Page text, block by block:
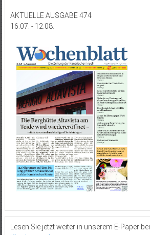
AKTUELLE AUSGABE 474
16.07. - 12.08.
Lesen Sie jetzt weiter in unserem E-Paper bei